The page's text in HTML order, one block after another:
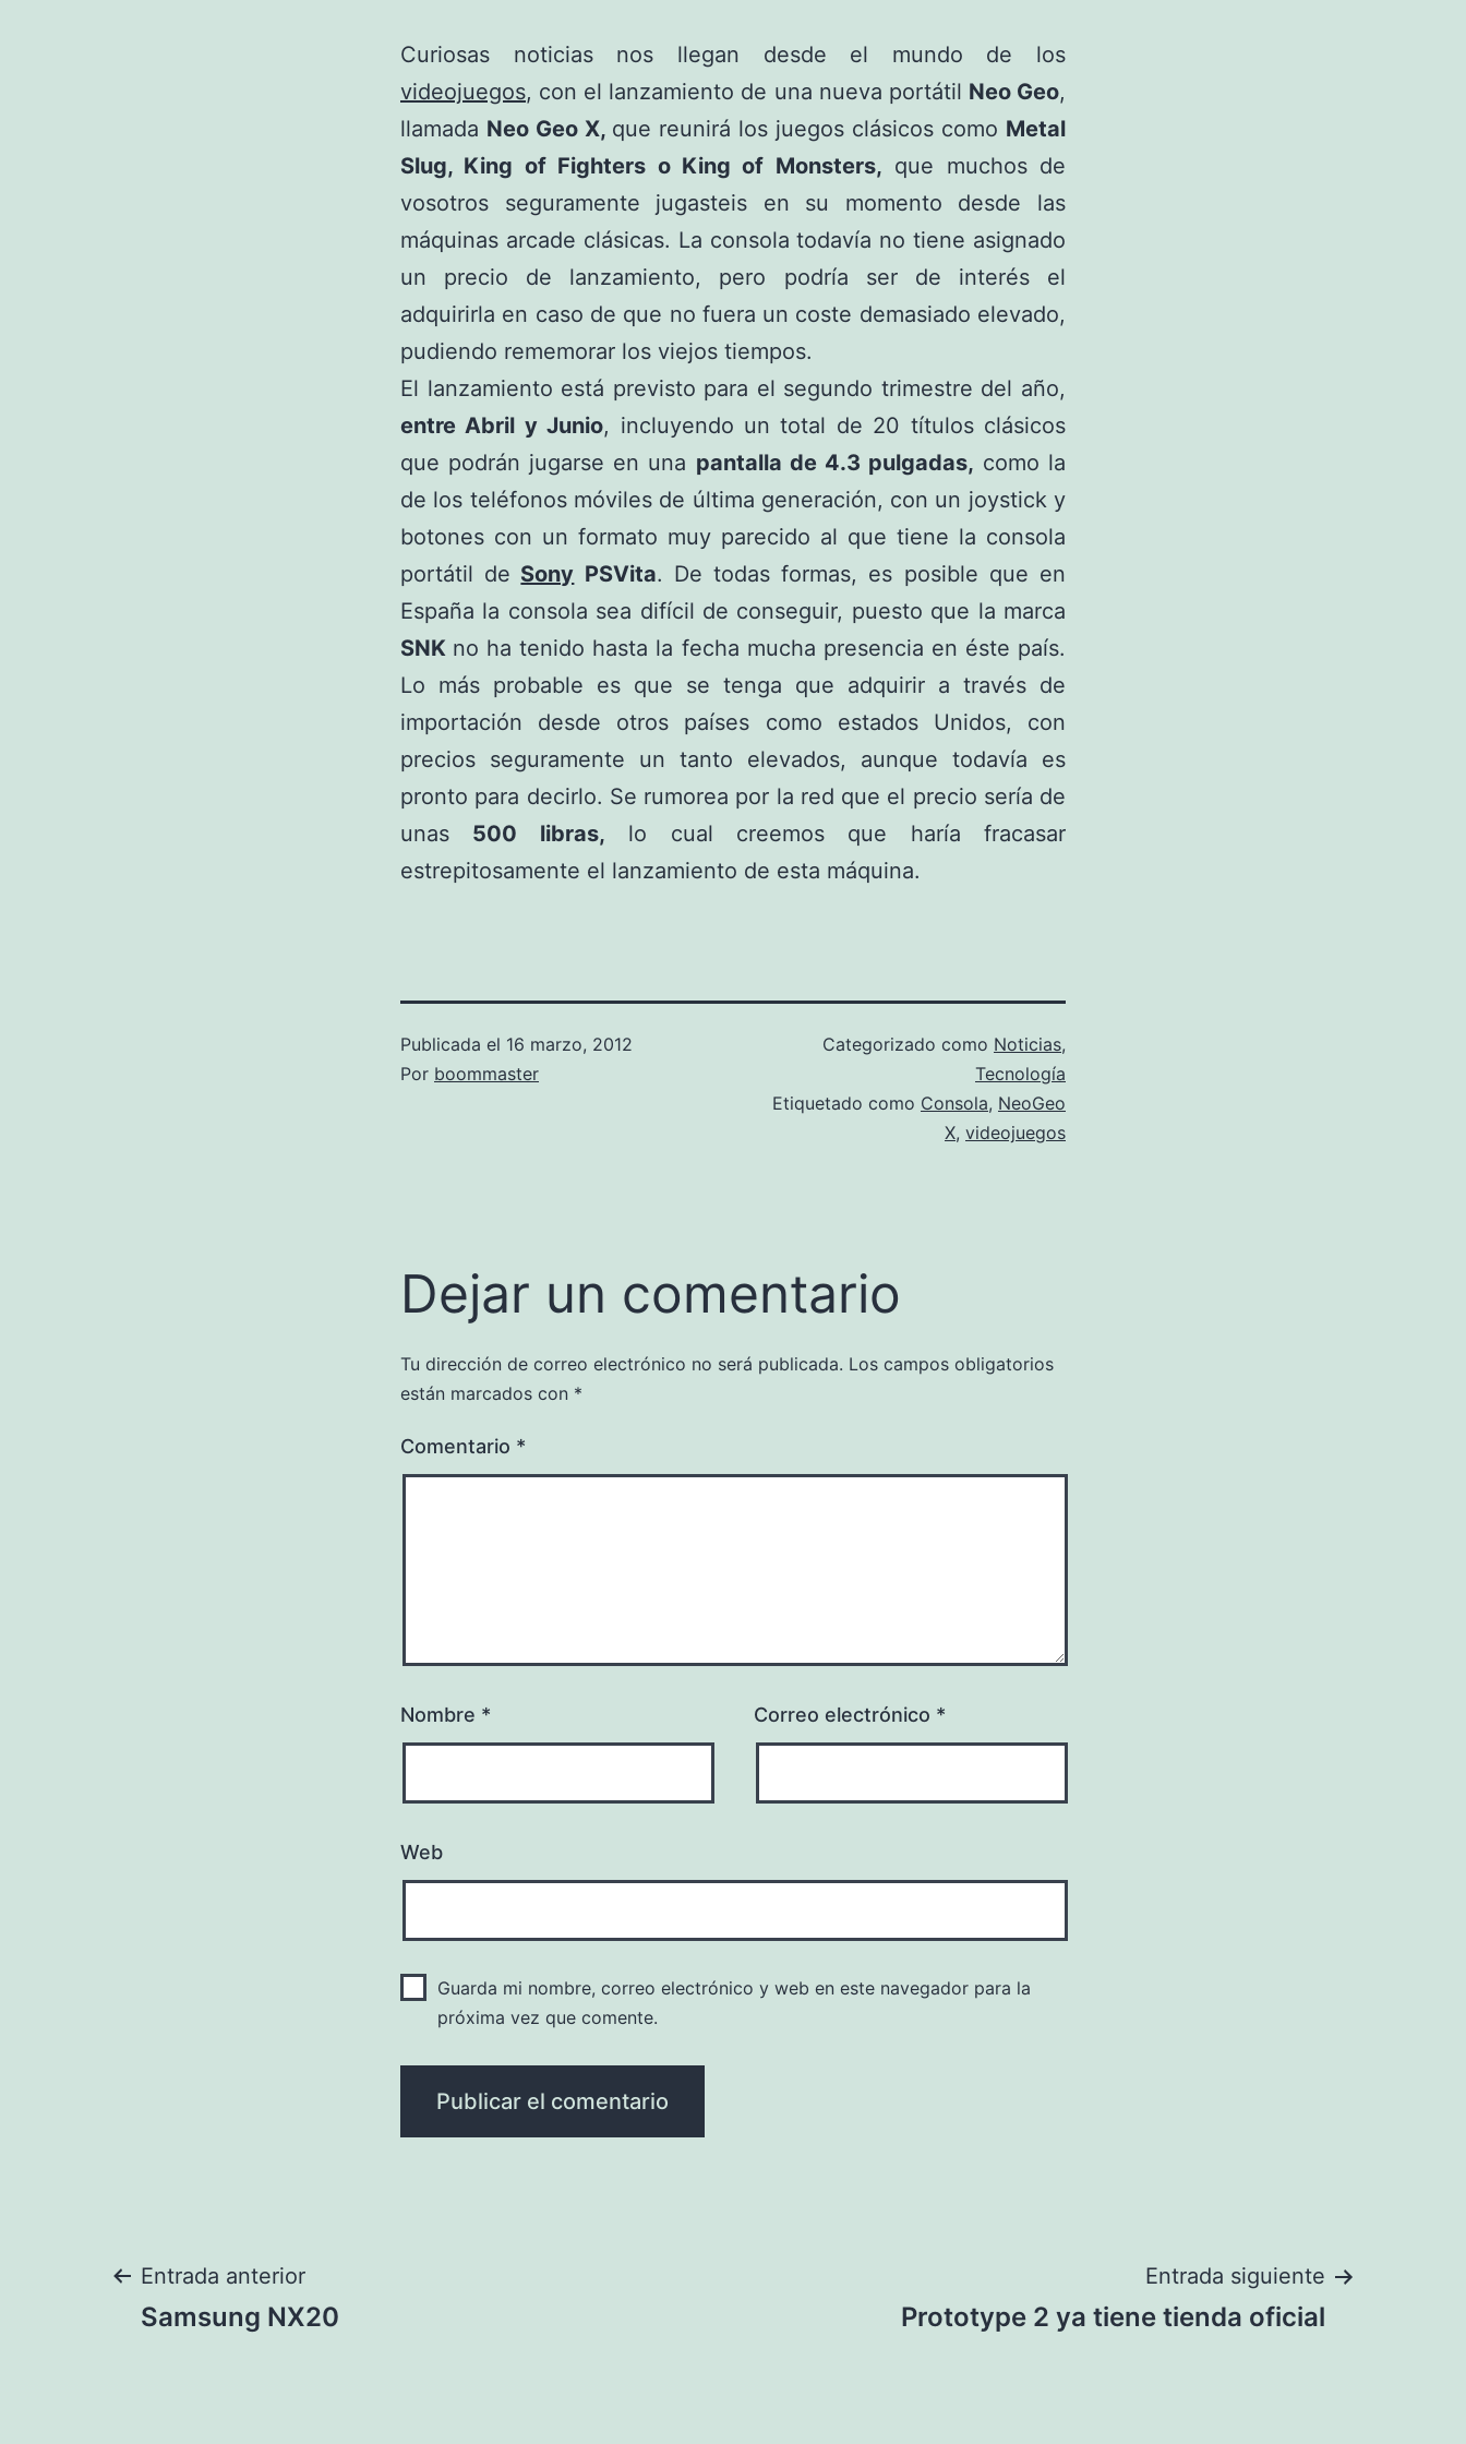
Curiosas noticias nos llegan desde el mundo de los
videojuegos, con el lanzamiento de una nueva portátil Neo Geo,
llamada Neo Geo X, que reunirá los juegos clásicos como Metal
Slug, King of Fighters o King of Monsters, que muchos de
vosotros seguramente jugasteis en su momento desde las
máquinas arcade clásicas. La consola todavía no tiene asignado
un precio de lanzamiento, pero podría ser de interés el
adquirirla en caso de que no fuera un coste demasiado elevado,
pudiendo rememorar los viejos tiempos.
El lanzamiento está previsto para el segundo trimestre del año,
entre Abril y Junio, incluyendo un total de 20 títulos clásicos
que podrán jugarse en una pantalla de 4.3 pulgadas, como la
de los teléfonos móviles de última generación, con un joystick y
botones con un formato muy parecido al que tiene la consola
portátil de Sony PSVita. De todas formas, es posible que en
España la consola sea difícil de conseguir, puesto que la marca
SNK no ha tenido hasta la fecha mucha presencia en éste país.
Lo más probable es que se tenga que adquirir a través de
importación desde otros países como estados Unidos, con
precios seguramente un tanto elevados, aunque todavía es
pronto para decirlo. Se rumorea por la red que el precio sería de
unas 500 libras, lo cual creemos que haría fracasar
estrepitosamente el lanzamiento de esta máquina.
Publicada el 16 marzo, 2012
Por boommaster
Categorizado como Noticias,
Tecnología
Etiquetado como Consola, NeoGeo
X, videojuegos
Dejar un comentario
Tu dirección de correo electrónico no será publicada. Los campos obligatorios
están marcados con *
Comentario *
Nombre * Correo electrónico *
Web
Guarda mi nombre, correo electrónico y web en este navegador para la
próxima vez que comente.
Navegación
Entrada anterior
Samsung NX20
Entrada siguiente
Prototype 2 ya tiene tienda oficial